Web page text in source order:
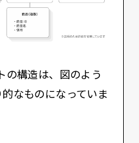
の構造は、図のよう
なものになっていま